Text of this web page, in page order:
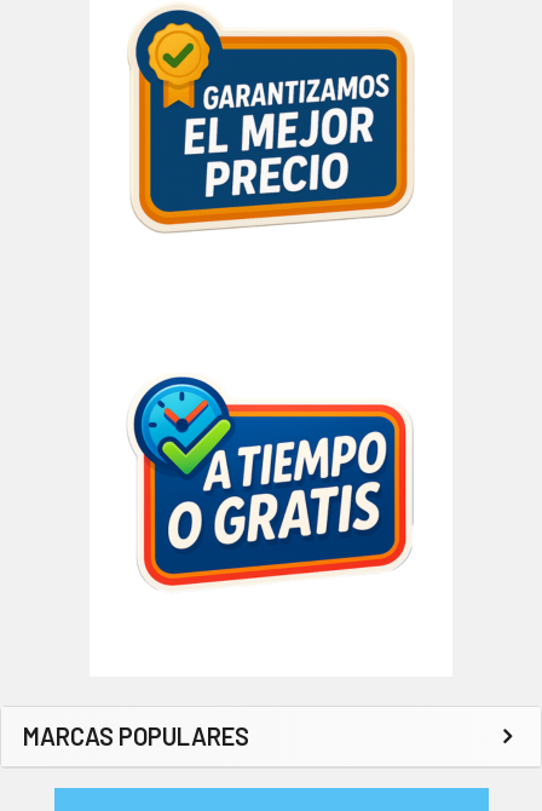
MARCAS POPULARES